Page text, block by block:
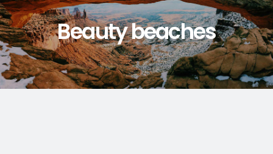
Beauty beaches